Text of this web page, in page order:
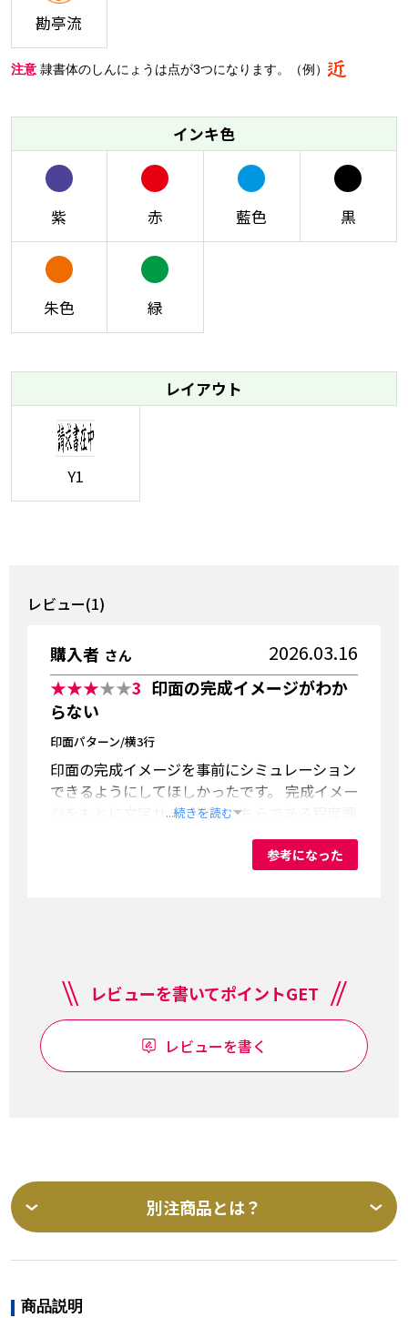
勘亭流
注意隷書体のしんにょうは点が3つになります。（例）
インキ色
紫 赤 藍色 黒
朱色 緑
レイアウト
Y1
レビュー(1)
購入者 さん 2026.03.16
★★★★★3 印面の完成イメージがわか
らない
印面パターン/横3行
印面の完成イメージを事前にシミュレーション
できるようにしてほしかったです。 完成イメー
ジをもとに文字サイズ等もこちらである程度調
整できるとよかったなと思いました。
...続きを読む
参考になった
レビューを書いてポイントGET
レビューを書く
別注商品とは？
商品説明